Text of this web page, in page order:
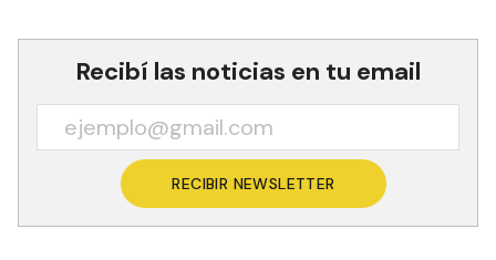
Recibí las noticias en tu email
RECIBIR NEWSLETTER